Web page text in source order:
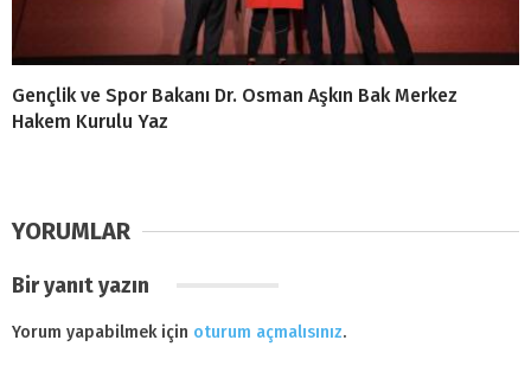
Gençlik ve Spor Bakanı Dr. Osman Aşkın Bak Merkez
Hakem Kurulu Yaz
YORUMLAR
Bir yanıt yazın
Yorum yapabilmek için oturum açmalısınız.